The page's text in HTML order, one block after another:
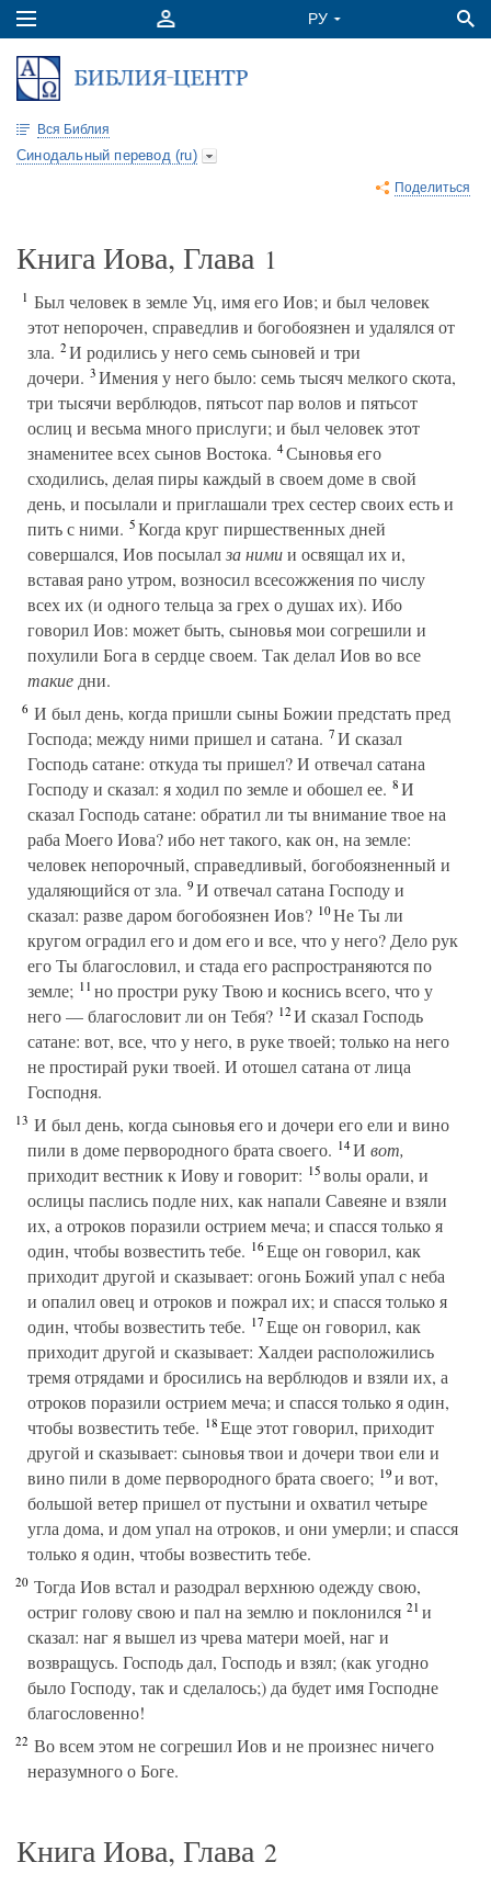
Вся Библия
Синодальный перевод (ru)
Поделиться
Книга Иова, Глава 1
1 Был человек в земле Уц, имя его Иов; и был человек
этот непорочен, справедлив и богобоязнен и удалялся от
зла. 2И родились у него семь сыновей и три
дочери. 3Имения у него было: семь тысяч мелкого скота,
три тысячи верблюдов, пятьсот пар волов и пятьсот
ослиц и весьма много прислуги; и был человек этот
знаменитее всех сынов Востока. 4Сыновья его
сходились, делая пиры каждый в своем доме в свой
день, и посылали и приглашали трех сестер своих есть и
пить с ними. 5Когда круг пиршественных дней
совершался, Иов посылалза нимии освящал их и,
вставая рано утром, возносил всесожжения по числу
всех их (и одного тельца за грех о душах их). Ибо
говорил Иов: может быть, сыновья мои согрешили и
похулили Бога в сердце своем. Так делал Иов во все
такие дни.
6 И был день, когда пришли сыны Божии предстать пред
Господа; между ними пришел и сатана. 7И сказал
Господь сатане: откуда ты пришел? И отвечал сатана
Господу и сказал: я ходил по земле и обошел ее. 8И
сказал Господь сатане: обратил ли ты внимание твое на
раба Моего Иова? ибо нет такого, как он, на земле:
человек непорочный, справедливый, богобоязненный и
удаляющийся от зла. 9И отвечал сатана Господу и
сказал: разве даром богобоязнен Иов? 10Не Ты ли
кругом оградил его и дом его и все, что у него? Дело рук
его Ты благословил, и стада его распространяются по
земле; 11но простри руку Твою и коснись всего, что у
него — благословит ли он Тебя? 12И сказал Господь
сатане: вот, все, что у него, в руке твоей; только на него
не простирай руки твоей. И отошел сатана от лица
Господня.
13 И был день, когда сыновья его и дочери его ели и вино
пили в доме первородного брата своего. 14И вот,
приходит вестник к Иову и говорит: 15волы орали, и
ослицы паслись подле них, как напали Савеяне и взяли
их, а отроков поразили острием меча; и спасся только я
один, чтобы возвестить тебе. 16Еще он говорил, как
приходит другой и сказывает: огонь Божий упал с неба
и опалил овец и отроков и пожрал их; и спасся только я
один, чтобы возвестить тебе. 17Еще он говорил, как
приходит другой и сказывает: Халдеи расположились
тремя отрядами и бросились на верблюдов и взяли их, а
отроков поразили острием меча; и спасся только я один,
чтобы возвестить тебе. 18Еще этот говорил, приходит
другой и сказывает: сыновья твои и дочери твои ели и
вино пили в доме первородного брата своего; 19и вот,
большой ветер пришел от пустыни и охватил четыре
угла дома, и дом упал на отроков, и они умерли; и спасся
только я один, чтобы возвестить тебе.
20 Тогда Иов встал и разодрал верхнюю одежду свою,
остриг голову свою и пал на землю и поклонился 21и
сказал: наг я вышел из чрева матери моей, наг и
возвращусь. Господь дал, Господь и взял; (как угодно
было Господу, так и сделалось;) да будет имя Господне
благословенно!
22 Во всем этом не согрешил Иов и не произнес ничего
неразумного о Боге.
Книга Иова, Глава 2